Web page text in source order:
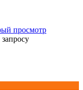
просмотр